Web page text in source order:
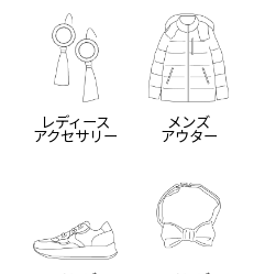
レディース
アクセサリー
メンズ
アウター